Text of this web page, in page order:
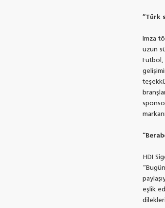
“Türk
İmza
uzun
HDI
eşlik